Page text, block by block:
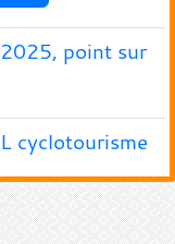
point sur
cyclotourisme